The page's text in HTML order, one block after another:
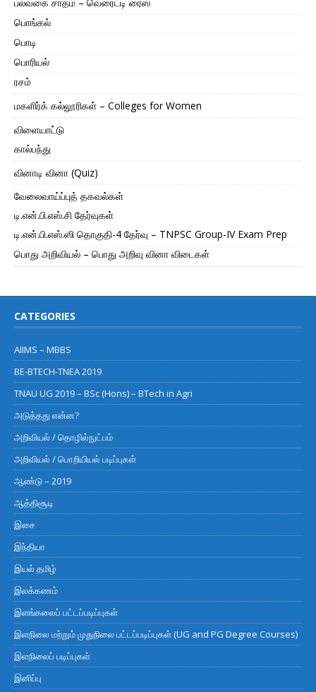
பொங்கல்
பொடி
பொரியல்
ரசம்
மகளிர்க் கல்லூரிகள் – Colleges for Women
விளையாட்டு
கால்பந்து
வினாடி வினா (Quiz)
வேலைவாய்ப்புத் தகவல்கள்
டி.என்.பி.எஸ்.சி தேர்வுகள்
டி.என்.பி.எஸ்.ஸி தொகுதி-4 தேர்வு – TNPSC Group-IV Exam Prep
பொது அறிவியல் – பொது அறிவு வினா விடைகள்
CATEGORIES
AIIMS – MBBS
BE-BTECH-TNEA 2019
TNAU UG 2019 – BSc (Hons) – BTech in Agri
அடுத்தது என்ன?
அறிவியல் / தொழில்நுட்பம்
அறிவியல் / பொறியியல் படிப்புகள்
ஆண்டு – 2019
ஆத்திசூடி
இசை
இந்தியா
இயல் தமிழ்
இலக்கணம்
இளங்கலைப் பட்டப்படிப்புகள்
இளநிலை மற்றும் முதுநிலை பட்டப்படிப்புகள் (UG and PG Degree Courses)
இளநிலைப் படிப்புகள்
இனிப்பு